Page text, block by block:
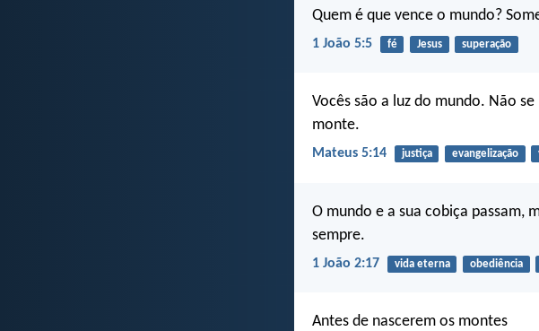
Quem é que vence o mundo?
1 João 5:5 fé Jesus superação
Vocês são a luz do mundo. Não
monte.
Mateus 5:14 justiça evangelização
O mundo e a sua cobiça passam,
sempre.
1 João 2:17 vida eterna obediência
Antes de nascerem os montes